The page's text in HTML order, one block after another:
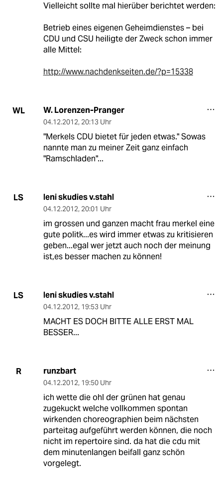
Vielleicht sollte mal hierüber berichtet werden:
Betrieb eines eigenen Geheimdienstes – bei
CDU und CSU heiligte der Zweck schon immer
alle Mittel:
http://www.nachdenkseiten.de/?p=15338
WL W. Lorenzen-Pranger
04.12.2012, 20:13 Uhr
"Merkels CDU bietet für jeden etwas." Sowas
nannte man zu meiner Zeit ganz einfach
"Ramschladen"...
LS leni skudies v.stahl
04.12.2012, 20:01 Uhr
im grossen und ganzen macht frau merkel eine
gute politk...es wird immer etwas zu kritisieren
geben...egal wer jetzt auch noch der meinung
ist,es besser machen zu können!
LS leni skudies v.stahl
04.12.2012, 19:53 Uhr
MACHT ES DOCH BITTE ALLE ERST MAL
BESSER...
R runzbart
04.12.2012, 19:50 Uhr
ich wette die ohl der grünen hat genau
zugekuckt welche vollkommen spontan
wirkenden choreographien beim nächsten
parteitag aufgeführt werden können, die noch
nicht im repertoire sind. da hat die cdu mit
dem minutenlangen beifall ganz schön
vorgelegt.